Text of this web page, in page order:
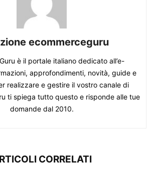
ecommerceguru
è il portale italiano dedicato all’e-
approfondimenti, novità, guide e
realizzare e gestire il vostro canale di
ti spiega tutto questo e risponde alle tue
domande dal 2010.
CORRELATI